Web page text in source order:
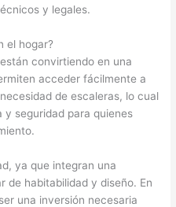
y legales.
el hogar?
convirtiendo en una
acceder fácilmente a
de escaleras, lo cual
seguridad para quienes
ya que integran una
de habitabilidad y diseño. En
una inversión necesaria